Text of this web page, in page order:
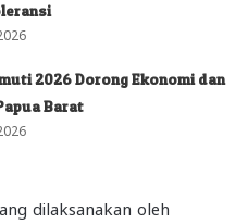
2026 Dorong Ekonomi dan
Barat
dilaksanakan oleh